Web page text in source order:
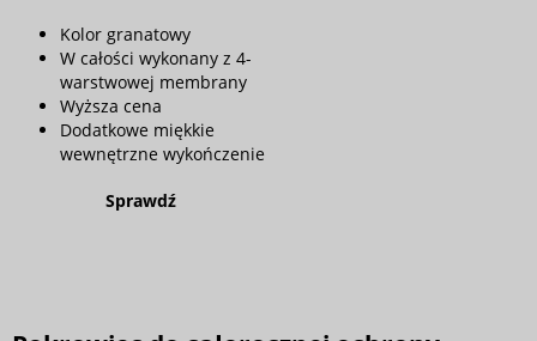
Kolor granatowy
W całości wykonany z 4-
warstwowej membrany
Wyższa cena
Dodatkowe miękkie
wewnętrzne wykończenie
Sprawdź